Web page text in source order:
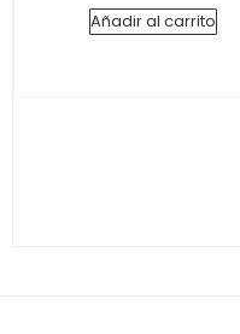
Añadir al carrito